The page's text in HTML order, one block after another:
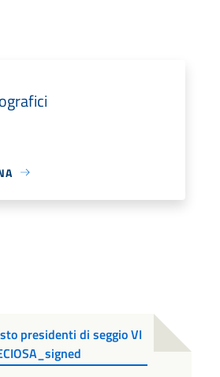
presidenti di seggio VI